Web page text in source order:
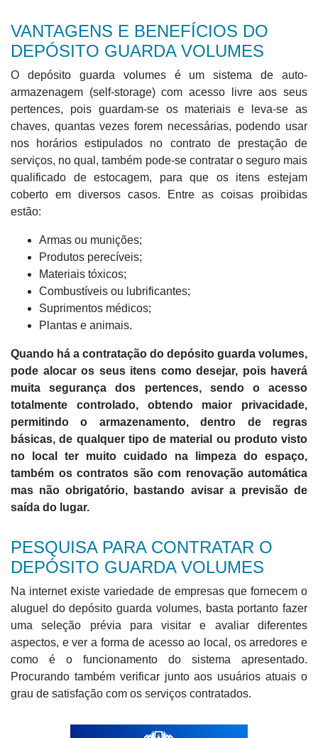
VANTAGENS E BENEFÍCIOS DO
DEPÓSITO GUARDA VOLUMES
O depósito guarda volumes é um sistema de auto-
armazenagem (self-storage) com acesso livre aos seus
pertences, pois guardam-se os materiais e leva-se as
chaves, quantas vezes forem necessárias, podendo usar
nos horários estipulados no contrato de prestação de
serviços, no qual, também pode-se contratar o seguro mais
qualificado de estocagem, para que os itens estejam
coberto em diversos casos. Entre as coisas proibidas
estão:
Armas ou munições;
Produtos perecíveis;
Materiais tóxicos;
Combustíveis ou lubrificantes;
Suprimentos médicos;
Plantas e animais.
Quando há a contratação do depósito guarda volumes,
pode alocar os seus itens como desejar, pois haverá
muita segurança dos pertences, sendo o acesso
totalmente controlado, obtendo maior privacidade,
permitindo o armazenamento, dentro de regras
básicas, de qualquer tipo de material ou produto visto
no local ter muito cuidado na limpeza do espaço,
também os contratos são com renovação automática
mas não obrigatório, bastando avisar a previsão de
saída do lugar.
PESQUISA PARA CONTRATAR O
DEPÓSITO GUARDA VOLUMES
Na internet existe variedade de empresas que fornecem o
aluguel do depósito guarda volumes, basta portanto fazer
uma seleção prévia para visitar e avaliar diferentes
aspectos, e ver a forma de acesso ao local, os arredores e
como é o funcionamento do sistema apresentado.
Procurando também verificar junto aos usuários atuais o
grau de satisfação com os serviços contratados.